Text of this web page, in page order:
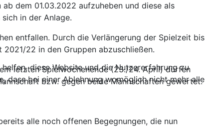
dem 01.03.2022 aufzuheben und diese als
in der Anlage.
entfallen. Durch die Verlängerung der Spielzeit bis
22 in den Gruppen abzuschließen.
letzten Spielwochenende (23./24. April) dürfen
bzw. gegen beide Mannschaften gewertet.
alle noch offenen Begegnungen, die nun
diese Website und die Nutzererfahrung zu
dass bei einer Ablehnung womöglich nicht mehr alle